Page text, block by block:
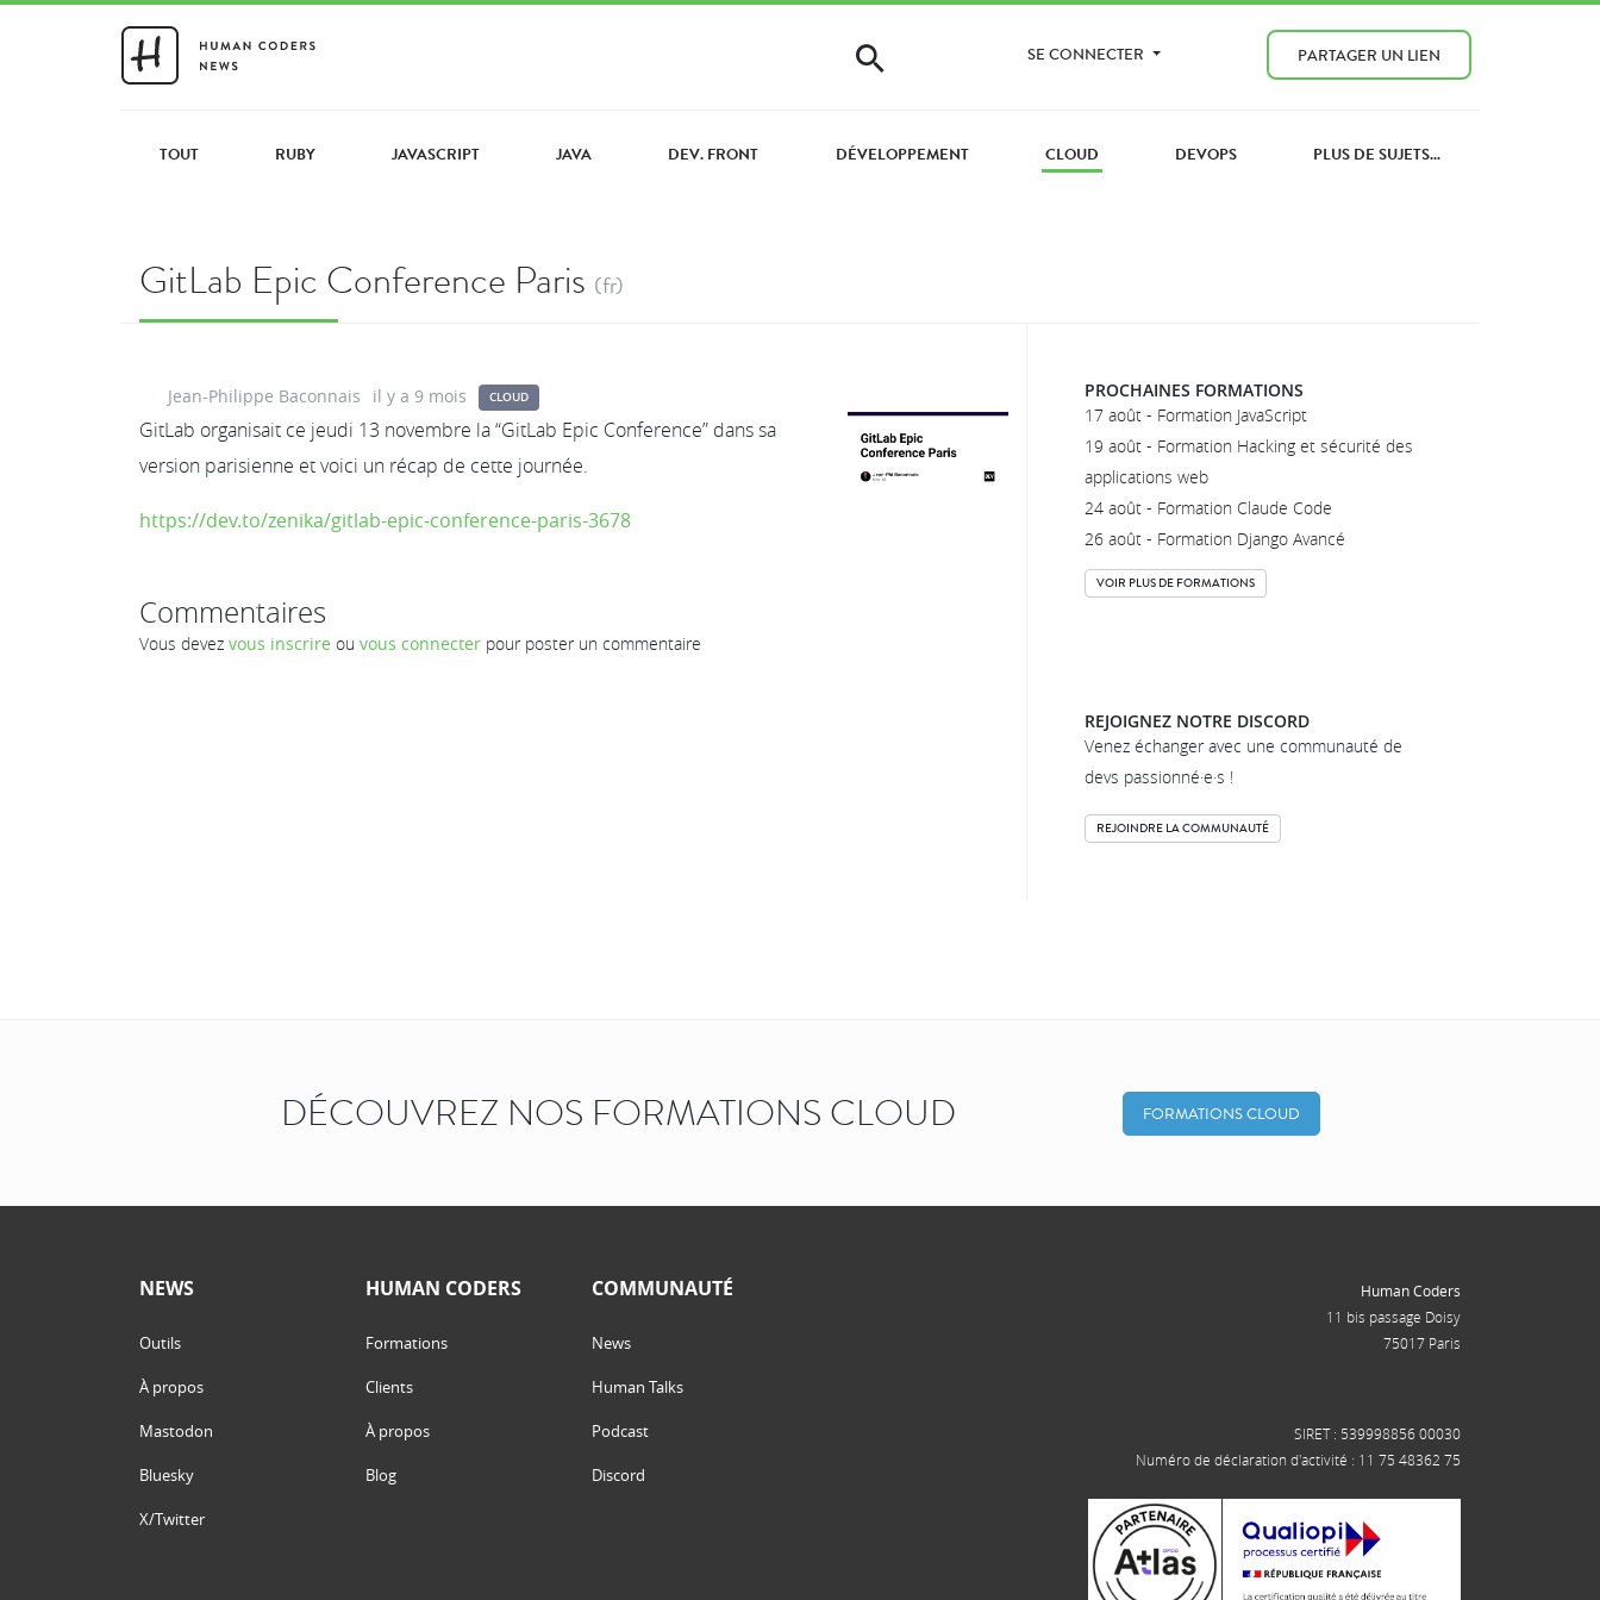
SE CONNECTER PARTAGER UN LIEN
TOUT RUBY JAVASCRIPT JAVA DEV. FRONT DÉVELOPPEMENT CLOUD DEVOPS PLUS DE SUJETS...
GitLab Epic Conference Paris (fr)
Jean-Philippe Baconnais il y a 9 mois CLOUD
GitLab organisait ce jeudi 13 novembre la “GitLab Epic Conference” dans sa
version parisienne et voici un récap de cette journée.
https://dev.to/zenika/gitlab-epic-conference-paris-3678
Commentaires
Vous devez vous inscrire ou vous connecter pour poster un commentaire
PROCHAINES FORMATIONS
17 août - Formation JavaScript
19 août - Formation Hacking et sécurité des
applications web
24 août - Formation Claude Code
26 août - Formation Django Avancé
VOIR PLUS DE FORMATIONS
REJOIGNEZ NOTRE DISCORD
Venez échanger avec une communauté de
devs passionné·e·s !
REJOINDRE LA COMMUNAUTÉ
DÉCOUVREZ NOS FORMATIONS CLOUD FORMATIONS CLOUD
NEWS
Outils
À propos
Mastodon
Bluesky
X/Twitter
HUMAN CODERS
Formations
Clients
À propos
Blog
COMMUNAUTÉ
News
Human Talks
Podcast
Discord
Human Coders
11 bis passage Doisy
75017 Paris
SIRET : 539998856 00030
Numéro de déclaration d'activité : 11 75 48362 75